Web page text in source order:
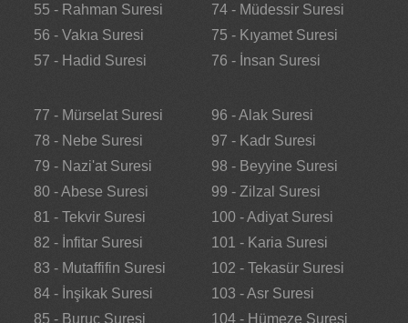
55 - Rahman Suresi
56 - Vakıa Suresi
57 - Hadid Suresi
74 - Müdessir Suresi
75 - Kıyamet Suresi
76 - İnsan Suresi
77 - Mürselat Suresi
78 - Nebe Suresi
79 - Nazi'at Suresi
80 - Abese Suresi
81 - Tekvir Suresi
82 - İnfitar Suresi
83 - Mutaffifin Suresi
84 - İnşikak Suresi
85 - Buruc Suresi
96 - Alak Suresi
97 - Kadr Suresi
98 - Beyyine Suresi
99 - Zilzal Suresi
100 - Adiyat Suresi
101 - Karia Suresi
102 - Tekasür Suresi
103 - Asr Suresi
104 - Hümeze Suresi